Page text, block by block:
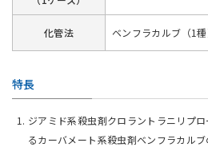
化管法 ベンフラカルブ（1
特長
ジアミド系殺虫剤クロラントラニリプ
るカーバメート系殺虫剤ベンフラカルブ